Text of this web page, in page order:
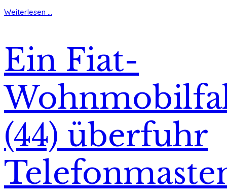
Weiterlesen ...
Ein Fiat-
(44) überfuhr